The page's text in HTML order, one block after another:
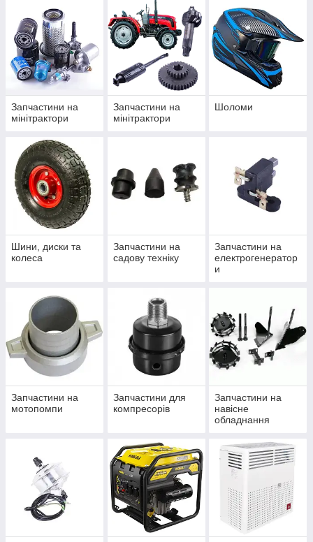
Запчастини на
мінітрактори
Запчастини на
мінітрактори
Шоломи
Шини, диски та
колеса
Запчастини на
садову техніку
Запчастини на
електрогенератор
и
Запчастини на
мотопомпи
Запчастини для
компресорів
Запчастини на
навісне
обладнання